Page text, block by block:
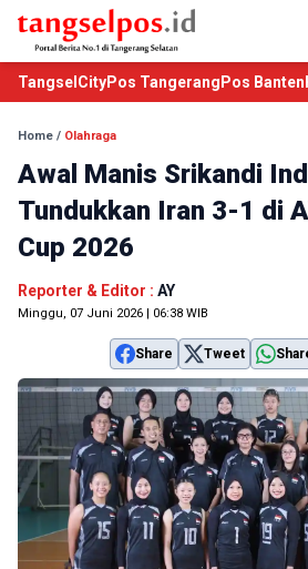
TangselCityPos Tangerang Pos Banten
Home / Olahraga
Awal Manis Srikandi
Tundukkan Iran 3-1 di
Cup 2026
Reporter & Editor : AY
Minggu, 07 Juni 2026 | 06:38 WIB
Share Tweet